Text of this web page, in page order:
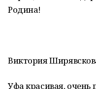
Родина!
Виктория
Уфа красивая, очень